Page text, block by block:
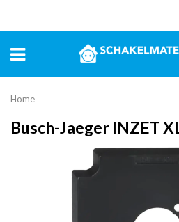
Home
Busch-Jaeger INZET